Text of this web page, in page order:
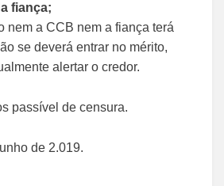
fiança;
nem a CCB nem a fiança terá
se deverá entrar no mérito,
alertar o credor.
passível de censura.
de 2.019.